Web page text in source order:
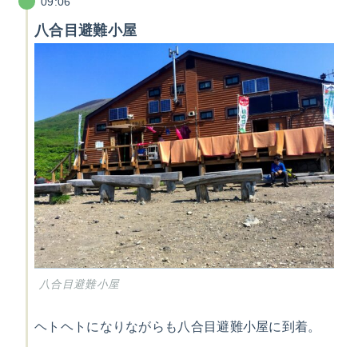
八合目避難小屋
八合目避難小屋
ヘトヘトになりながらも八合目避難小屋に到着。